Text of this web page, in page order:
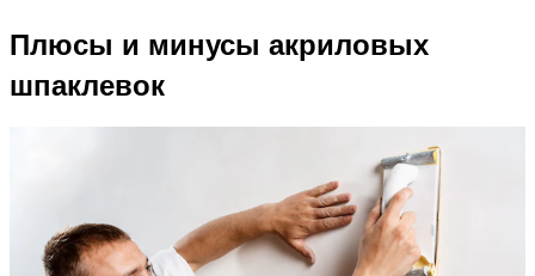
Плюсы и минусы акриловых
шпаклевок